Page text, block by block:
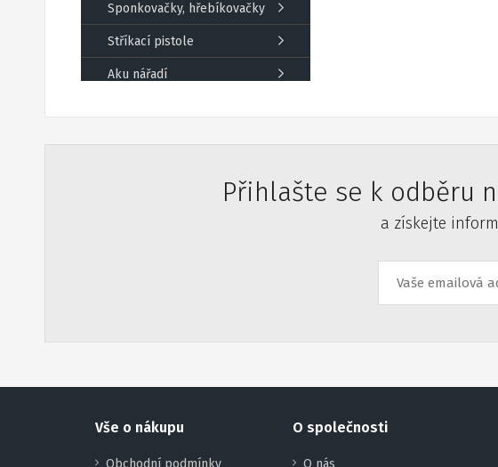
Sponkovačky, hřebíkovačky
Stříkací pistole
Aku nářadí
Přihlašte se k odběru
a získejte
Vše o nákupu
Obchodní podmínky
O společnosti
O nás